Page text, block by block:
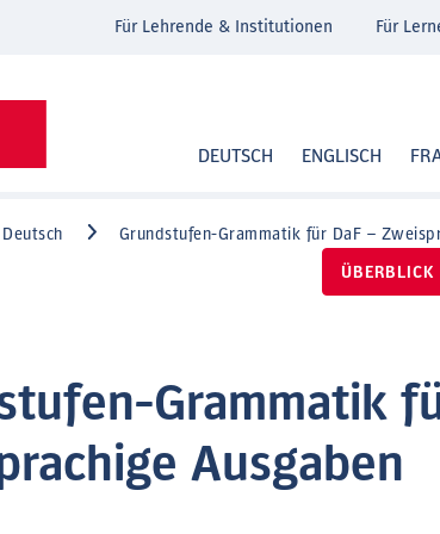
DEUTSCH ENGLISCH
Für Lehrende & Institutionen Für
Deutsch Grundstufen-Grammatik für DaF –
ÜBERBLICK
Grammatik
Ausgaben